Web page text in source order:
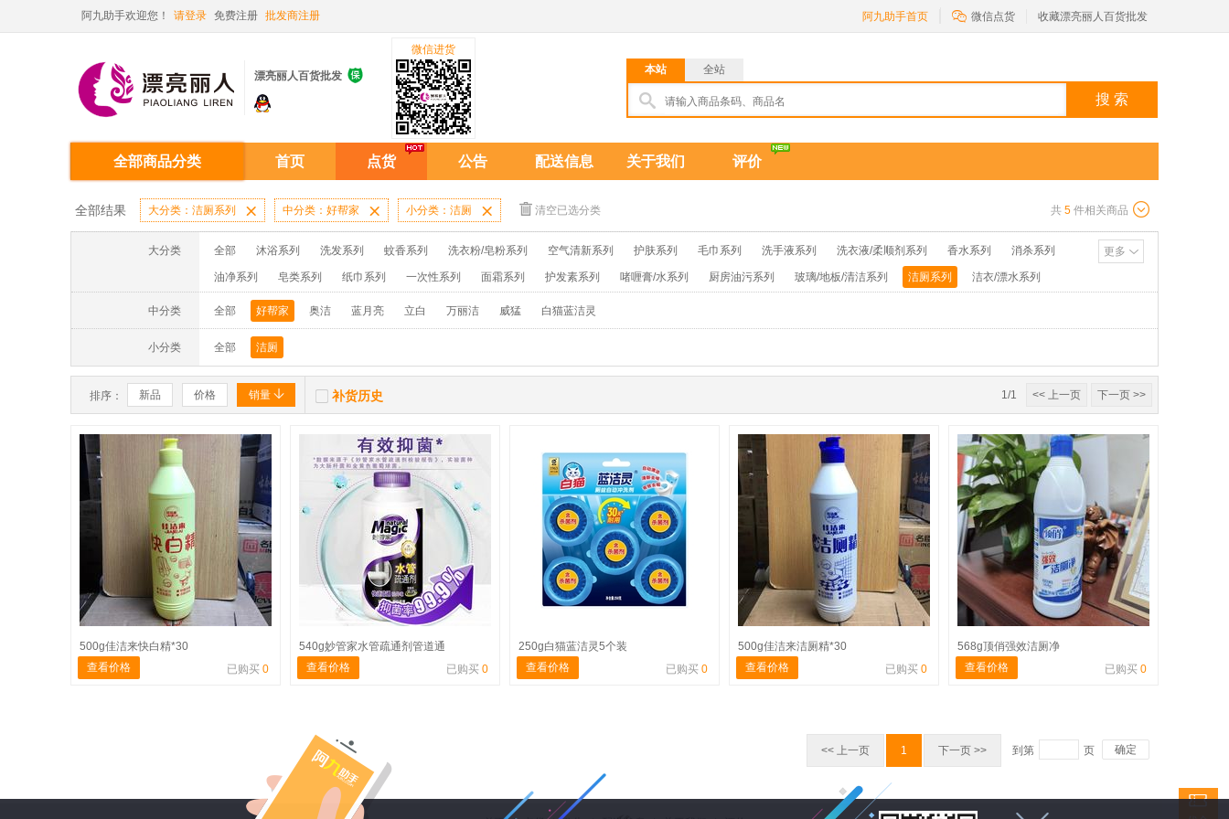
阿九助手欢迎您！ 请登录 免费注册 批发商注册 阿九助手首页  微信点货 收藏漂亮丽人百货批发
漂亮丽人百货批发 
微信进货
本站
全站
搜 索
全部商品分类 首页 点货 公告 配送信息 关于我们 评价
全部结果 大分类：洁厕系列  中分类：好帮家  小分类：洁厕  清空已选分类 共 5 件相关商品
大分类 全部 沐浴系列 洗发系列 蚊香系列 洗衣粉/皂粉系列 空气清新系列 护肤系列 毛巾系列 洗手液系列 洗衣液/柔顺剂系列 香水系列 消杀系列
油净系列 皂类系列 纸巾系列 一次性系列 面霜系列 护发素系列 啫喱膏/水系列 厨房油污系列 玻璃/地板/清洁系列 洁厕系列 洁衣/漂水系列
消毒液系列 洗面奶系列 面膜系列 牙膏系列 牙刷系列 固发定型系列
蚊香液/蚊香片/器系列 洗洁精系列 保健品系列 雨伞系列家用帆布洗洁巾 吉列剃须刀 拖鞋
更多
中分类 全部 好帮家 奥洁 蓝月亮 立白 万丽洁 威猛 白猫蓝洁灵
小分类 全部 洁厕
排序： 新品 价格 销量   补货历史 1/1 << 上一页 下一页 >>
500g佳洁来快白精*30
查看价格
已购买 0
540g妙管家水管疏通剂管道通
查看价格
已购买 0
250g白猫蓝洁灵5个装
查看价格
已购买 0
500g佳洁来洁厕精*30
查看价格
已购买 0
568g顶俏强效洁厕净
查看价格
已购买 0
<< 上一页 1 下一页 >> 到第 页 确定
